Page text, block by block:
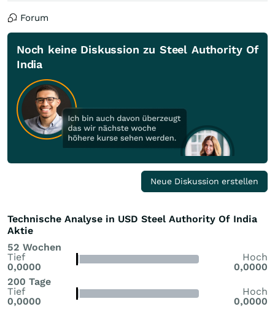
Forum
Noch keine Diskussion zu Steel Authority Of
India
Neue Diskussion erstellen
Technische Analyse in USD Steel Authority Of India
Aktie
52 Wochen
Tief
0,0000
Hoch
0,0000
200 Tage
Tief
0,0000
Hoch
0,0000